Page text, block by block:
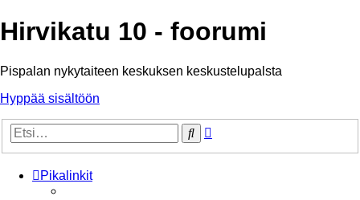
Hirvikatu 10 - foorumi
Pispalan nykytaiteen keskuksen keskustelupalsta
Hyppää sisältöön
Etsi
Pikalinkit